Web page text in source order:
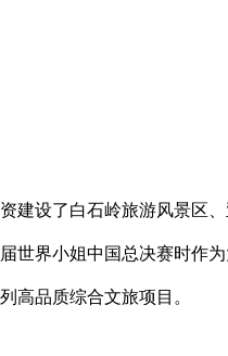
设了白石岭旅游风景区
世界小姐中国总决赛时作
高品质综合文旅项目。